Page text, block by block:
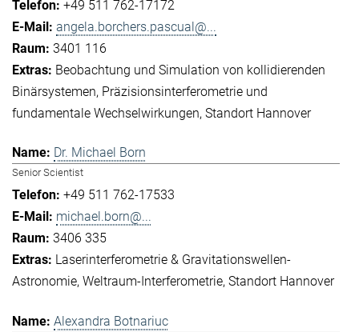
+49 511 762-17172
angela.borchers.pascual@...
3401 116
Beobachtung und Simulation von kollidierenden
Binärsystemen Präzisionsinterferometrie und
fundamentale Wechselwirkungen Standort Hannover
Dr. Michael Born
Senior Scientist
+49 511 762-17533
michael.born@...
3406 335
Laserinterferometrie & Gravitationswellen-
Astronomie Weltraum-Interferometrie Standort Hannover
Alexandra Botnariuc